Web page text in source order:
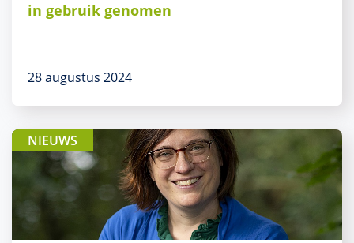
in gebruik genomen
28 augustus 2024
NIEUWS